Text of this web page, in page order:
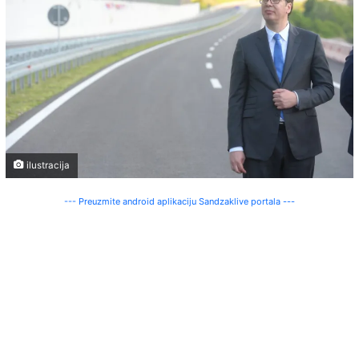
ilustracija
--- Preuzmite android aplikaciju Sandzaklive portala ---